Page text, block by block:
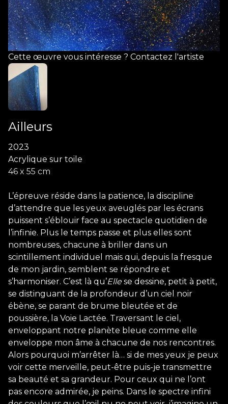
Cette œuvre vous intéresse ? Contactez l'artiste
Ailleurs
2023
Acrylique sur toile
46 x 55 cm
L’épreuve réside dans la patience, la discipline
d’attendre que les yeux aveuglés par les écrans
puissent s’éblouir face au spectacle quotidien de
l’infinie. Plus le temps passe et plus elles sont
nombreuses, chacune à briller dans un
scintillement individuel mais qui, depuis la fresque
de mon jardin, semblent se répondre et
s’harmoniser. C’est là qu’Ellese dessine, petit à petit,
se distinguant de la profondeur d’un ciel noir
ébène, se parant de brume bleutée et de
poussière, la Voie Lactée. Traversant le ciel,
enveloppant notre planète bleue comme elle
enveloppe mon âme à chacune de nos rencontres.
Alors pourquoi m’arrêter là… si de mes yeux je peux
voir cette merveille, peut-être puis-je transmettre
sa beauté et sa grandeur. Pour ceux qui ne l’ont
pas encore admirée, je peins. Dans le spectre infini